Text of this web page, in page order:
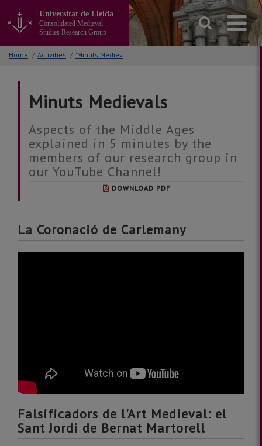
content
Universitat de Lleida
Consolidated Medieval
Studies Research Group
Home / Activities / 'Minuts Medievals' - Youtube channel
Minuts Medievals
Aspects of the Middle Ages
explained in 5 minutes by the
members of our research group in
our YouTube Channel!
DOWNLOAD PDF
La Coronació de Carlemany
Falsificadors de l'Art Medieval: el
Sant Jordi de Bernat Martorell